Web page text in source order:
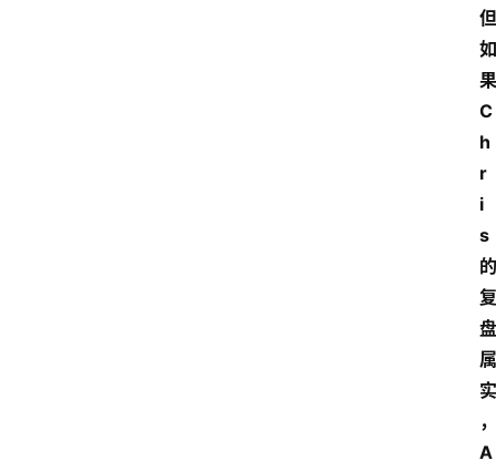
但
如
果
C
h
r
i
s
的
复
盘
属
实
，
A